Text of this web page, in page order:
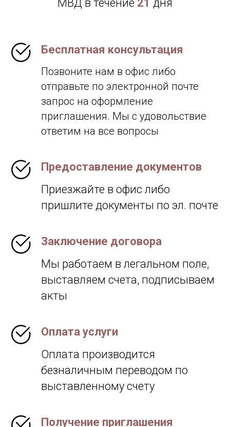
МВД в течение 21 дня
Бесплатная консультация
Позвоните нам в офис либо
отправьте по электронной почте
запрос на оформление
приглашения. Мы с удовольствие
ответим на все вопросы
Предоставление документов
Приезжайте в офис либо
пришлите документы по эл. почте
Заключение договора
Мы работаем в легальном поле,
выставляем счета, подписываем
акты
Оплата услуги
Оплата производится
безналичным переводом по
выставленному счету
Получение приглашения